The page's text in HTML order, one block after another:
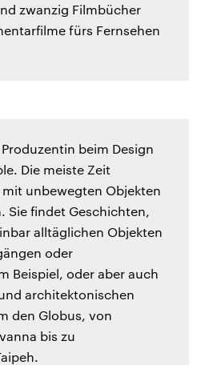
zwanzig Filmbücher
fürs Fernsehen
beim Design
Die meiste Zeit
unbewegten Objekten
Sie findet Geschichten,
alltäglichen Objekten
oder
Beispiel, oder aber auch
architektonischen
den Globus, von
bis zu